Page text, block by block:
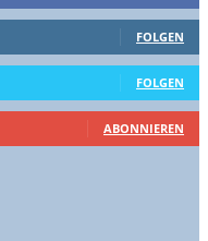
FOLGEN
FOLGEN
ABONNIEREN